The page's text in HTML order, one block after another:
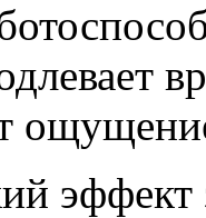
эффект